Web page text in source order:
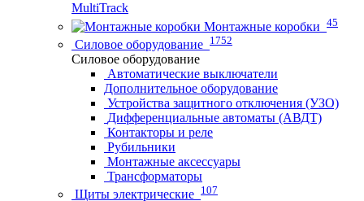
MultiTrack
Монтажные коробки 45
Силовое оборудование 1752
Силовое оборудование
Автоматические выключатели
Дополнительное оборудование
Устройства защитного отключения (УЗО)
Дифференциальные автоматы (АВДТ)
Контакторы и реле
Рубильники
Монтажные аксессуары
Трансформаторы
Щиты электрические 107